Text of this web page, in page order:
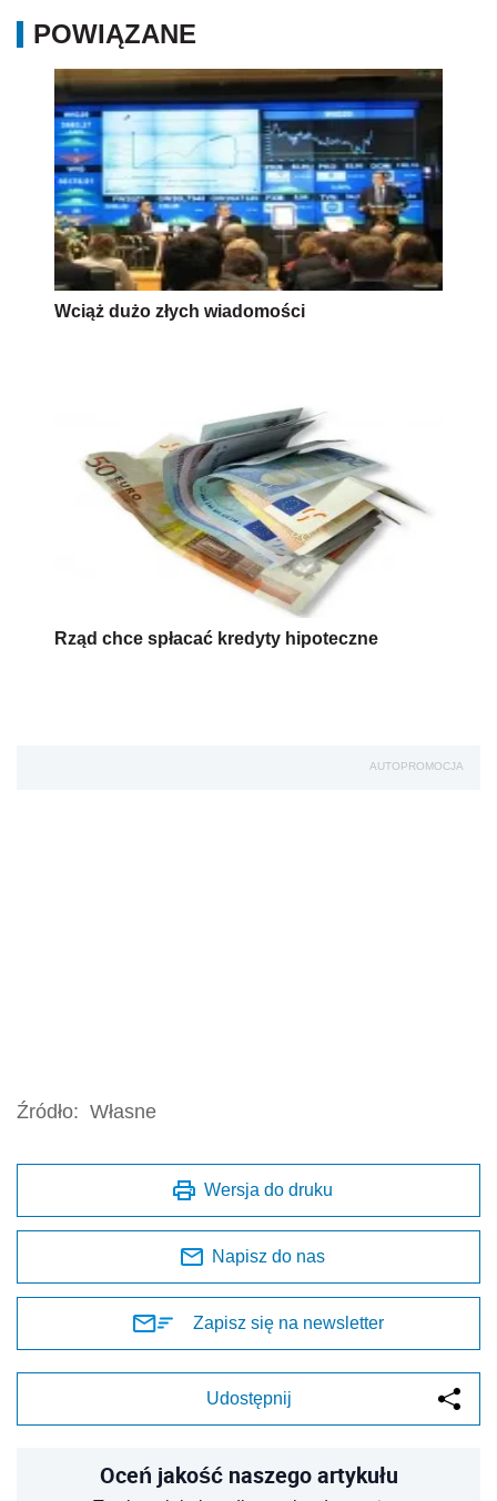
POWIĄZANE
Wciąż dużo złych wiadomości
Rząd chce spłacać kredyty hipoteczne
AUTOPROMOCJA
Źródło: Własne
Wersja do druku
Napisz do nas
Zapisz się na newsletter
Udostępnij
Oceń jakość naszego artykułu